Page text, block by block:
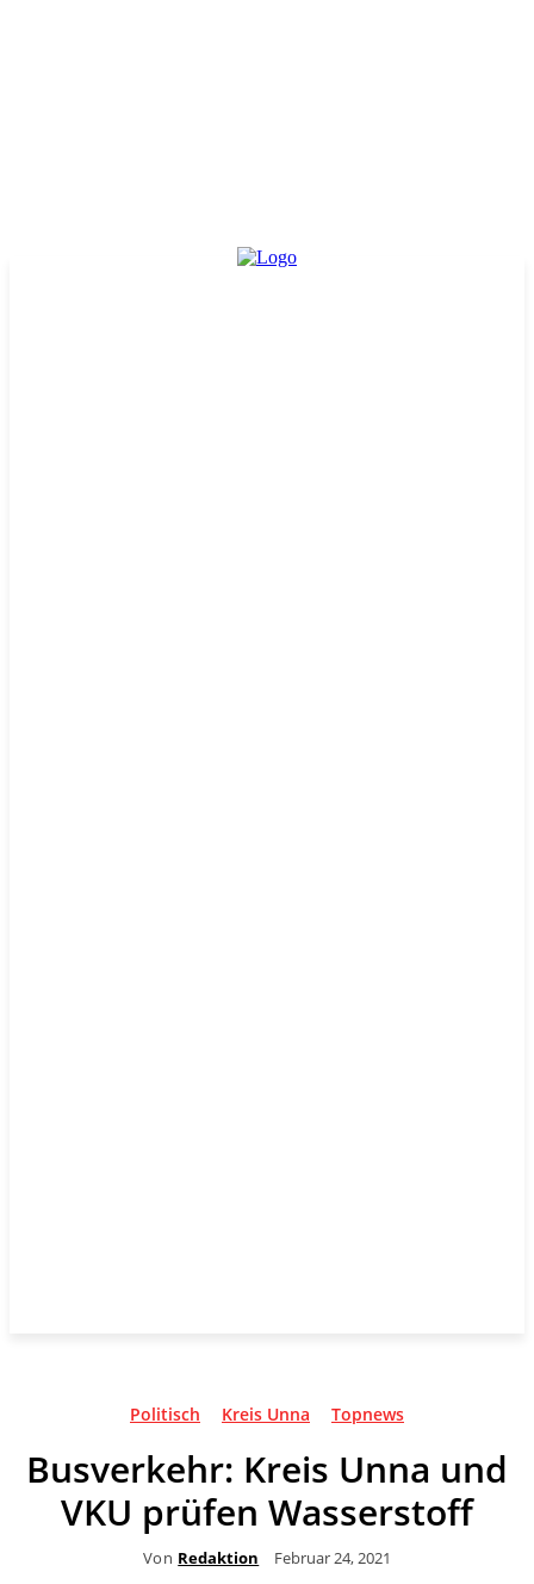
Politisch Kreis Unna Topnews
Busverkehr: Kreis Unna und
VKU prüfen Wasserstoff
Von Redaktion Februar 24, 2021